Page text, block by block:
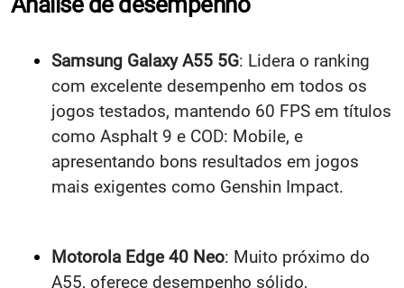
Samsung Galaxy A55 5G: Lidera o ranking
com excelente desempenho em todos os
jogos testados, mantendo 60 FPS em títulos
como Asphalt 9 e COD: Mobile, e
apresentando bons resultados em jogos
mais exigentes como Genshin Impact.
Motorola Edge 40 Neo: Muito próximo do
A55, oferece desempenho sólido,